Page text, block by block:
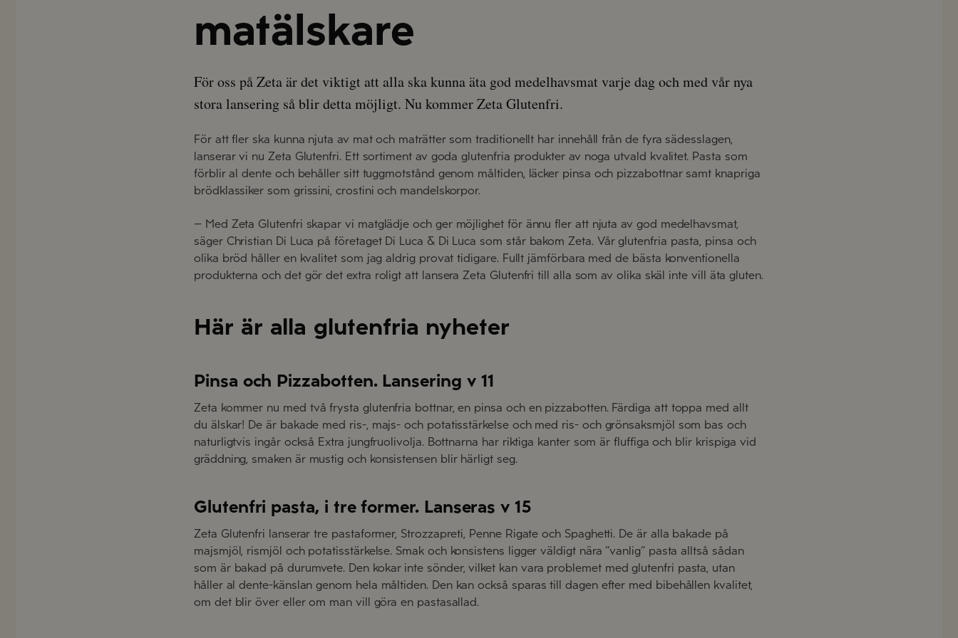
matälskare
För oss på Zeta är det viktigt att alla ska kunna äta god medelhavsmat varje dag och med vår nya
stora lansering så blir detta möjligt. Nu kommer Zeta Glutenfri.
För att fler ska kunna njuta av mat och maträtter som traditionellt har innehåll från de fyra sädesslagen,
lanserar vi nu Zeta Glutenfri. Ett sortiment av goda glutenfria produkter av noga utvald kvalitet. Pasta som
förblir al dente och behåller sitt tuggmotstånd genom måltiden, läcker pinsa och pizzabottnar samt knapriga
brödklassiker som grissini, crostini och mandelskorpor.
– Med Zeta Glutenfri skapar vi matglädje och ger möjlighet för ännu fler att njuta av god medelhavsmat,
säger Christian Di Luca på företaget Di Luca & Di Luca som står bakom Zeta. Vår glutenfria pasta, pinsa och
olika bröd håller en kvalitet som jag aldrig provat tidigare. Fullt jämförbara med de bästa konventionella
produkterna och det gör det extra roligt att lansera Zeta Glutenfri till alla som av olika skäl inte vill äta gluten.
Här är alla glutenfria nyheter
Pinsa och Pizzabotten. Lansering v 11
Zeta kommer nu med två frysta glutenfria bottnar, en pinsa och en pizzabotten. Färdiga att toppa med allt
du älskar! De är bakade med ris-, majs- och potatisstärkelse och med ris- och grönsaksmjöl som bas och
naturligtvis ingår också Extra jungfruolivolja. Bottnarna har riktiga kanter som är fluffiga och blir krispiga vid
gräddning, smaken är mustig och konsistensen blir härligt seg.
Glutenfri pasta, i tre former. Lanseras v 15
Zeta Glutenfri lanserar tre pastaformer, Strozzapreti, Penne Rigate och Spaghetti. De är alla bakade på
majsmjöl, rismjöl och potatisstärkelse. Smak och konsistens ligger väldigt nära ”vanlig” pasta alltså sådan
som är bakad på durumvete. Den kokar inte sönder, vilket kan vara problemet med glutenfri pasta, utan
håller al dente-känslan genom hela måltiden. Den kan också sparas till dagen efter med bibehållen kvalitet,
om det blir över eller om man vill göra en pastasallad.